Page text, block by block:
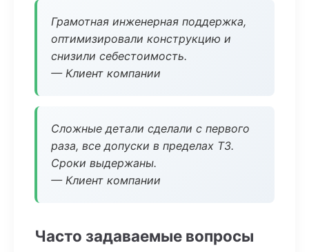
Грамотная инженерная поддержка,
оптимизировали конструкцию и
снизили себестоимость.
— Клиент компании
Сложные детали сделали с первого
раза, все допуски в пределах ТЗ.
Сроки выдержаны.
— Клиент компании
Часто задаваемые вопросы